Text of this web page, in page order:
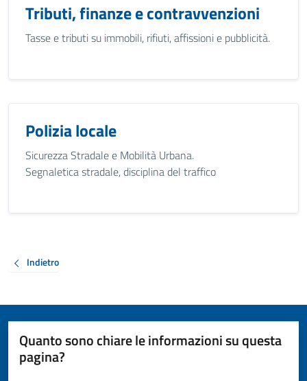
Tributi, finanze e contravvenzioni
Tasse e tributi su immobili, rifiuti, affissioni e pubblicità.
Polizia locale
Sicurezza Stradale e Mobilità Urbana.
Segnaletica stradale, disciplina del traffico
Indietro
Quanto sono chiare le informazioni su questa
pagina?